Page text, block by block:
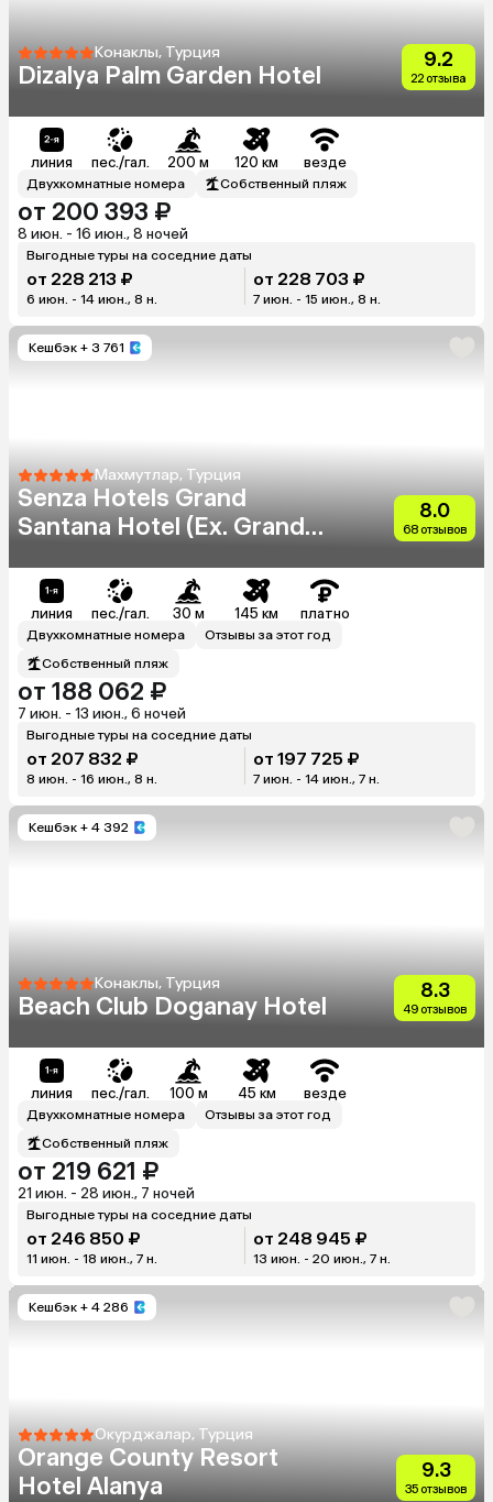
Конаклы, Турция
Dizalya Palm Garden Hotel
9.2
22 отзыва
линия пес./гал. 200 м 120 км везде
Двухкомнатные номера Собственный пляж
от 200 393 ₽
8 июн. - 16 июн., 8 ночей
Выгодные туры на соседние даты
от 228 213 ₽
6 июн. - 14 июн., 8 н.
от 228 703 ₽
7 июн. - 15 июн., 8 н.
Кешбэк + 3 761
Махмутлар, Турция
Senza Hotels Grand
Santana Hotel (Ex. Grand
8.0
68 отзывов
линия пес./гал. 30 м 145 км платно
Двухкомнатные номера
Отзывы за этот год
Собственный пляж
от 188 062 ₽
7 июн. - 13 июн., 6 ночей
Выгодные туры на соседние даты
от 207 832 ₽
8 июн. - 16 июн., 8 н.
от 197 725 ₽
7 июн. - 14 июн., 7 н.
Кешбэк + 4 392
Конаклы, Турция
Beach Club Doganay Hotel
8.3
49 отзывов
линия пес./гал. 100 м 45 км везде
Двухкомнатные номера
Отзывы за этот год
Собственный пляж
от 219 621 ₽
21 июн. - 28 июн., 7 ночей
Выгодные туры на соседние даты
от 246 850 ₽
11 июн. - 18 июн., 7 н.
от 248 945 ₽
13 июн. - 20 июн., 7 н.
Кешбэк + 4 286
Окурджалар, Турция
Orange County Resort
Hotel Alanya
9.3
35 отзывов